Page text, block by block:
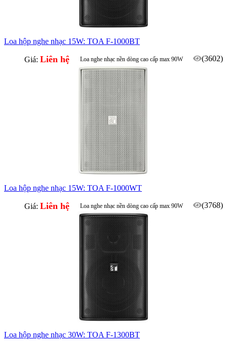
Loa hộp nghe nhạc 15W: TOA F-1000BT
Giá: Liên hệ (3602)
Loa nghe nhạc nền dòng cao cấp max 90W
Phù hợp quầy ba, ballroom, phòng họp...
Loa hộp nghe nhạc 15W: TOA F-1000WT
Giá: Liên hệ (3768)
Loa nghe nhạc nền dòng cao cấp max 90W
Phù hợp quầy ba, ballroom, phòng họp...
Loa hộp nghe nhạc 30W: TOA F-1300BT